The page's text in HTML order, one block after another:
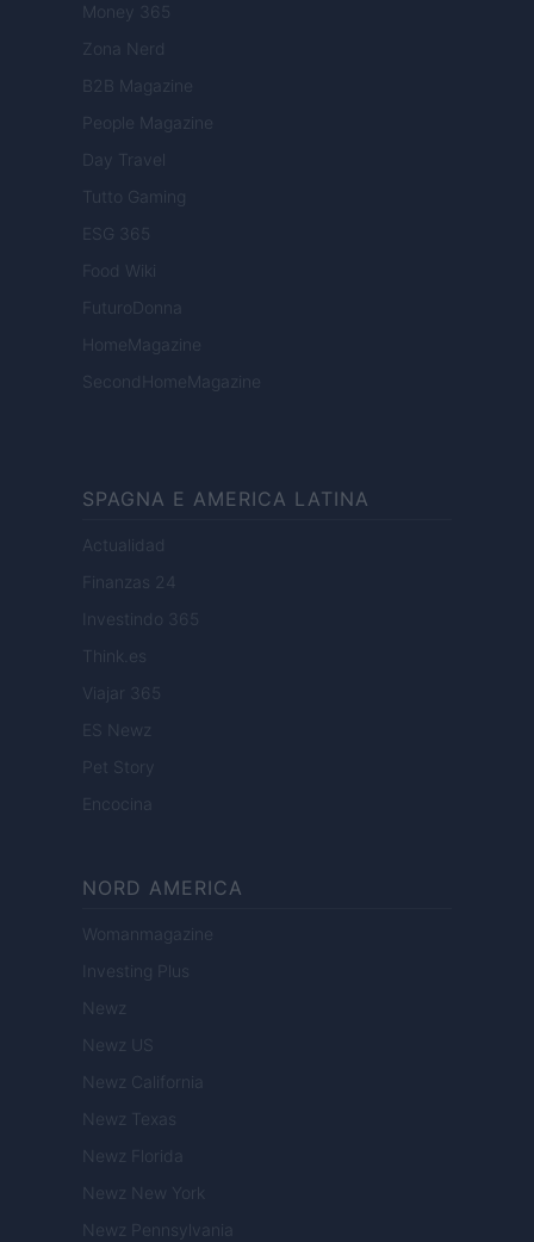
Money 365
Zona Nerd
B2B Magazine
People Magazine
Day Travel
Tutto Gaming
ESG 365
Food Wiki
FuturoDonna
HomeMagazine
SecondHomeMagazine
SPAGNA E AMERICA LATINA
Actualidad
Finanzas 24
Investindo 365
Think.es
Viajar 365
ES Newz
Pet Story
Encocina
NORD AMERICA
Womanmagazine
Investing Plus
Newz
Newz US
Newz California
Newz Texas
Newz Florida
Newz New York
Newz Pennsylvania